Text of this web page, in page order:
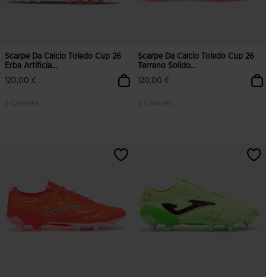
Scarpe Da Calcio Toledo Cup 26
Erba Artificia...
120,00 €
3 Colores
4,4 su 5 valutazione dei clienti
Scarpe Da Calcio Toledo Cup 26
Terreno Solido...
120,00 €
3 Colores
3,3 su 5 valutazione dei clienti